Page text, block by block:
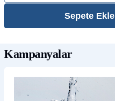
Sepete Ekle
Kampanyalar